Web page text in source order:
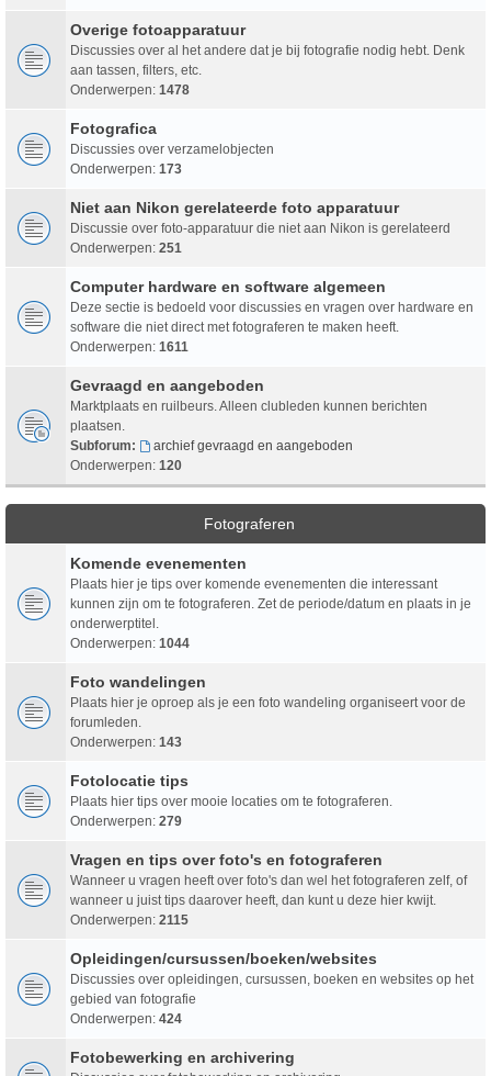
Overige fotoapparatuur
Discussies over al het andere dat je bij fotografie nodig hebt. Denk
aan tassen, filters, etc.
Onderwerpen: 1478
Fotografica
Discussies over verzamelobjecten
Onderwerpen: 173
Niet aan Nikon gerelateerde foto apparatuur
Discussie over foto-apparatuur die niet aan Nikon is gerelateerd
Onderwerpen: 251
Computer hardware en software algemeen
Deze sectie is bedoeld voor discussies en vragen over hardware en
software die niet direct met fotograferen te maken heeft.
Onderwerpen: 1611
Gevraagd en aangeboden
Marktplaats en ruilbeurs. Alleen clubleden kunnen berichten
plaatsen.
Subforum:
archief gevraagd en aangeboden
Onderwerpen: 120
Fotograferen
Komende evenementen
Plaats hier je tips over komende evenementen die interessant
kunnen zijn om te fotograferen. Zet de periode/datum en plaats in je
onderwerptitel.
Onderwerpen: 1044
Foto wandelingen
Plaats hier je oproep als je een foto wandeling organiseert voor de
forumleden.
Onderwerpen: 143
Fotolocatie tips
Plaats hier tips over mooie locaties om te fotograferen.
Onderwerpen: 279
Vragen en tips over foto's en fotograferen
Wanneer u vragen heeft over foto's dan wel het fotograferen zelf, of
wanneer u juist tips daarover heeft, dan kunt u deze hier kwijt.
Onderwerpen: 2115
Opleidingen/cursussen/boeken/websites
Discussies over opleidingen, cursussen, boeken en websites op het
gebied van fotografie
Onderwerpen: 424
Fotobewerking en archivering